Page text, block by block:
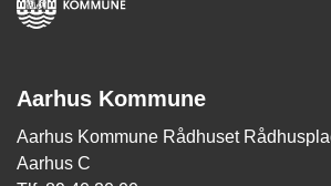
Aarhus Kommune
Aarhus Kommune Rådhuset
Aarhus C